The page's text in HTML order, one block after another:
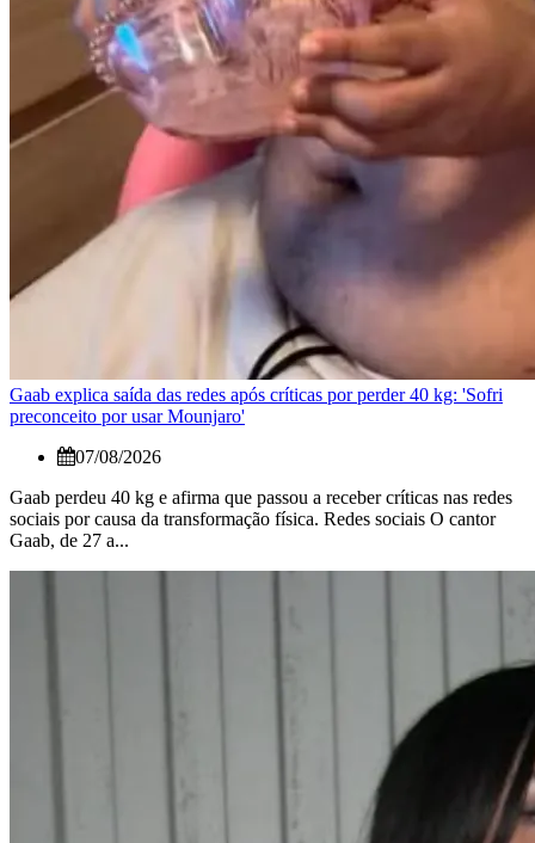
Gaab explica saída das redes após críticas por perder 40 kg: 'Sofri
preconceito por usar Mounjaro'
07/08/2026
Gaab perdeu 40 kg e afirma que passou a receber críticas nas redes
sociais por causa da transformação física. Redes sociais O cantor
Gaab, de 27 a...